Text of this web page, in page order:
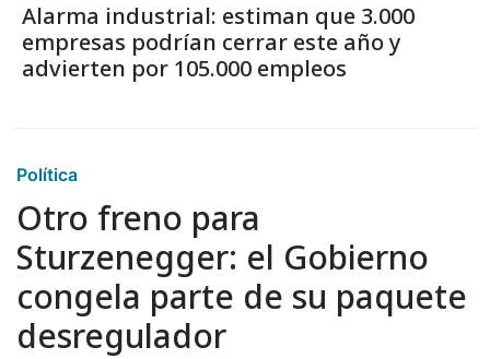
Alarma industrial: estiman que 3.000
empresas podrían cerrar este año y
advierten por 105.000 empleos
Política
Otro freno para
Sturzenegger: el Gobierno
congela parte de su paquete
desregulador